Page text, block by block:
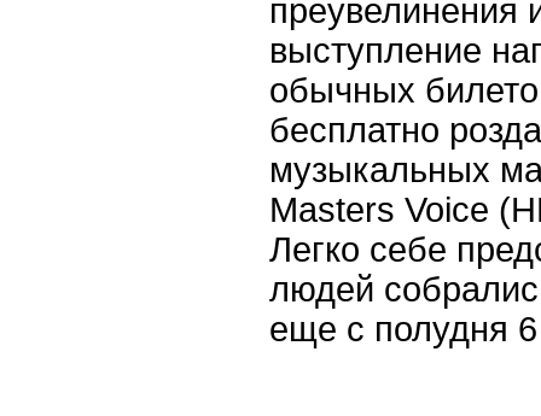
преувелинения
выступление
обычных
бесплатно
музыкальных
Masters Voice
Легко себе
людей
еще с полудня